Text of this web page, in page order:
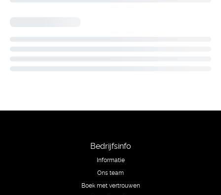
Bedrijfsinfo
Informatie
Ons team
Boek met vertrouwen